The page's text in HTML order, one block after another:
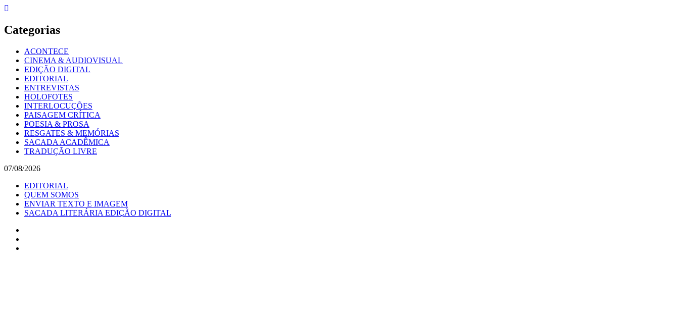
Skip
content
Categorias
ACONTECE
CINEMA & AUDIOVISUAL
EDIÇÃO DIGITAL
EDITORIAL
ENTREVISTAS
HOLOFOTES
INTERLOCUÇÕES
PAISAGEM CRÍTICA
POESIA & PROSA
RESGATES & MEMÓRIAS
SACADA ACADÊMICA
TRADUÇÃO LIVRE
07/08/2026
EDITORIAL
QUEM SOMOS
ENVIAR TEXTO E IMAGEM
SACADA LITERÁRIA EDIÇÃO DIGITAL